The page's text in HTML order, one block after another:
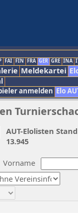
FAI FIN FRA GER GRE INA
Meldekartei
anmelden Elo
Vorname
AUT-Elolisten
13.945